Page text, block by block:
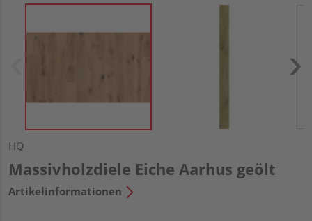
HQ
Massivholzdiele Eiche Aarhus geölt
Artikelinformationen